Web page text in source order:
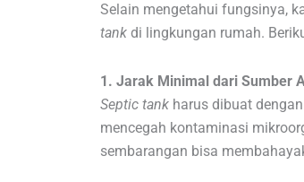
Selain mengetahui fungsinya,
tank di lingkungan rumah.
1. Jarak Minimal dari Sumber
Septic tank harus dibuat
mencegah kontaminasi
sembarangan bisa